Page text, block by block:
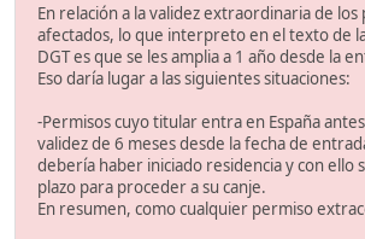
En relación a la validez extraordinaria de los
afectados, lo que interpreto en el texto de
DGT es que se les amplia a 1 año desde la
Eso daría lugar a las siguientes situaciones:
-Permisos cuyo titular entra en España
validez de 6 meses desde la fecha de
debería haber iniciado residencia y con ello
plazo para proceder a su canje.
En resumen, como cualquier permiso